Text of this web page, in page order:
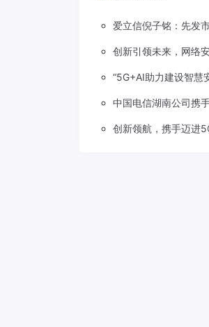
爱立信倪子铭：先发
创新引领未来，网络
“5G+AI助力建设智慧
中国电信湖南公司携
创新领航，携手迈进